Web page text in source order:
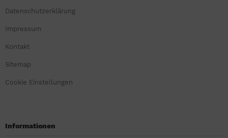
Datenschutzerklärung
Impressum
Kontakt
Sitemap
Cookie Einstellungen
Informationen